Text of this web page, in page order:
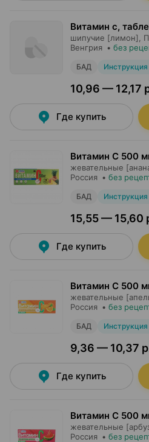
Витамин c,
шипучие [лимон],
Венгрия • без
БАД Инструкция
10,96 — 12,17
Где купить
Витамин C 500
жевательные
Россия • без
БАД Инструкция
15,55 — 15,60
Где купить
Витамин C 500
жевательные
Россия • без
БАД Инструкция
9,36 — 10,37
Где купить
Витамин C 500
жевательные
Россия • без